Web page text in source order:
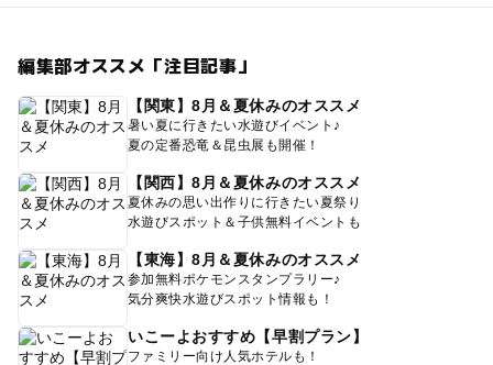
編集部オススメ「注目記事」
【関東】8月＆夏休みのオススメ
暑い夏に行きたい水遊びイベント♪
夏の定番恐竜＆昆虫展も開催！
【関西】8月＆夏休みのオススメ
夏休みの思い出作りに行きたい夏祭り
水遊びスポット＆子供無料イベントも
【東海】8月＆夏休みのオススメ
参加無料ポケモンスタンプラリー♪
気分爽快水遊びスポット情報も！
いこーよおすすめ【早割プラン】
ファミリー向け人気ホテルも！